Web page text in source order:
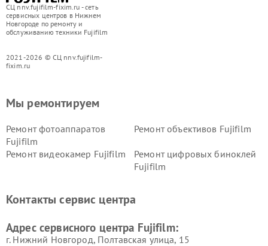
СЦ nnv.fujifilm-fixim.ru - сеть
сервисных центров в Нижнем
Новгороде по ремонту и
обслуживанию техники Fujifilm
2021-2026 © СЦ nnv.fujifilm-
fixim.ru
Мы ремонтируем
Ремонт фотоаппаратов
Fujifilm
Ремонт объективов Fujifilm
Ремонт видеокамер Fujifilm
Ремонт цифровых биноклей
Fujifilm
Контакты сервис центра
Адрес сервисного центра Fujifilm:
г. Нижний Новгород, Полтавская улица, 15